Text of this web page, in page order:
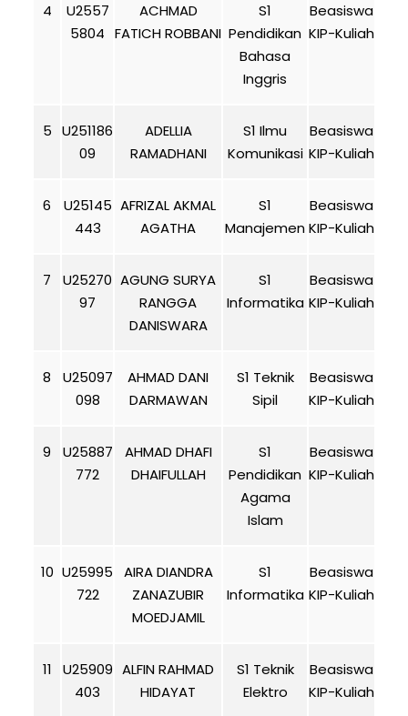
4
U2557
5804
ACHMAD
FATICH ROBBANI
S1
Pendidikan
Bahasa
Inggris
Beasiswa
KIP-Kuliah
5 U251186
09
ADELLIA
RAMADHANI
S1 Ilmu
Komunikasi
Beasiswa
KIP-Kuliah
6
U25145
443
AFRIZAL AKMAL
AGATHA
S1
Manajemen
Beasiswa
KIP-Kuliah
7
U25270
97
AGUNG SURYA
RANGGA
DANISWARA
S1
Informatika
Beasiswa
KIP-Kuliah
8
U25097
098
AHMAD DANI
DARMAWAN
S1 Teknik
Sipil
Beasiswa
KIP-Kuliah
9
U25887
772
AHMAD DHAFI
DHAIFULLAH
S1
Pendidikan
Agama
Islam
Beasiswa
KIP-Kuliah
10 U25995
722
AIRA DIANDRA
ZANAZUBIR
MOEDJAMIL
S1
Informatika
Beasiswa
KIP-Kuliah
11
U25909
403
ALFIN RAHMAD
HIDAYAT
S1 Teknik
Elektro
Beasiswa
KIP-Kuliah